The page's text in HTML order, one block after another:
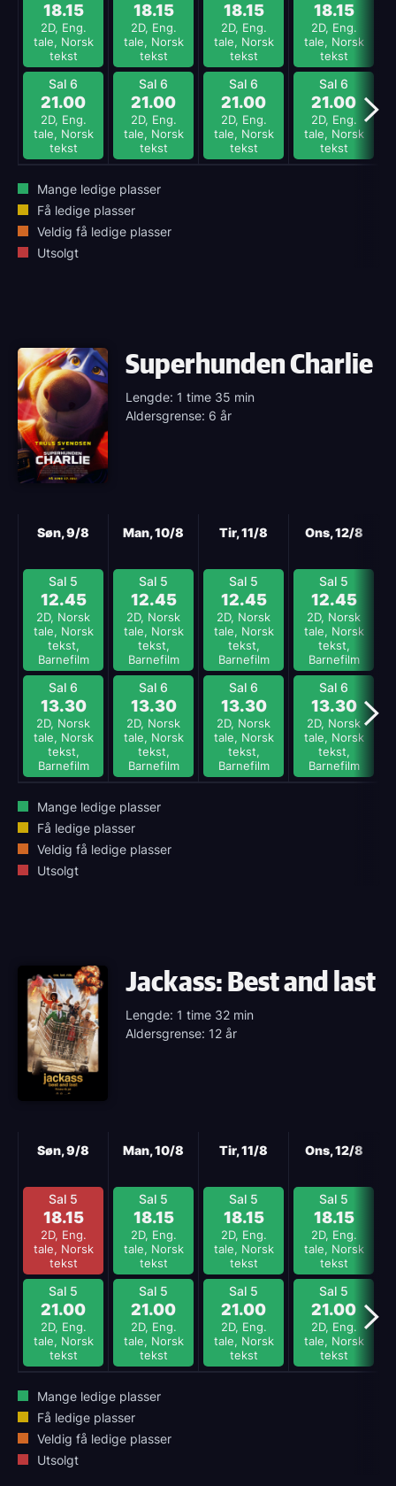
18.15
2D, Eng.
tale, Norsk
tekst
Sal 6
21.00
2D, Eng.
tale, Norsk
tekst
18.15
2D, Eng.
tale, Norsk
tekst
Sal 6
21.00
2D, Eng.
tale, Norsk
tekst
18.15
2D, Eng.
tale, Norsk
tekst
Sal 6
21.00
2D, Eng.
tale, Norsk
tekst
18.15
2D, Eng.
tale, Norsk
tekst
Sal 6
21.00
2D, Eng.
tale, Norsk
tekst
Mange ledige plasser
Få ledige plasser
Veldig få ledige plasser
Utsolgt
Superhunden Charlie
Lengde: 1 time 35 min
Aldersgrense: 6 år
Søn, 9/8
Sal 5
12.45
2D, Norsk
tale, Norsk
tekst,
Barnefilm
Sal 6
13.30
2D, Norsk
tale, Norsk
tekst,
Barnefilm
Man, 10/8
Sal 5
12.45
2D, Norsk
tale, Norsk
tekst,
Barnefilm
Sal 6
13.30
2D, Norsk
tale, Norsk
tekst,
Barnefilm
Tir, 11/8
Sal 5
12.45
2D, Norsk
tale, Norsk
tekst,
Barnefilm
Sal 6
13.30
2D, Norsk
tale, Norsk
tekst,
Barnefilm
Ons, 12/8
Sal 5
12.45
2D, Norsk
tale, Norsk
tekst,
Barnefilm
Sal 6
13.30
2D, Norsk
tale, Norsk
tekst,
Barnefilm
Mange ledige plasser
Få ledige plasser
Veldig få ledige plasser
Utsolgt
Jackass: Best and last
Lengde: 1 time 32 min
Aldersgrense: 12 år
Søn, 9/8
Sal 5
18.15
2D, Eng.
tale, Norsk
tekst
Sal 5
21.00
2D, Eng.
tale, Norsk
tekst
Man, 10/8
Sal 5
18.15
2D, Eng.
tale, Norsk
tekst
Sal 5
21.00
2D, Eng.
tale, Norsk
tekst
Tir, 11/8
Sal 5
18.15
2D, Eng.
tale, Norsk
tekst
Sal 5
21.00
2D, Eng.
tale, Norsk
tekst
Ons, 12/8
Sal 5
18.15
2D, Eng.
tale, Norsk
tekst
Sal 5
21.00
2D, Eng.
tale, Norsk
tekst
Mange ledige plasser
Få ledige plasser
Veldig få ledige plasser
Utsolgt